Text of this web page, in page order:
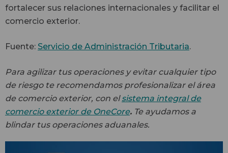
fortalecer sus relaciones internacionales y facilitar el
comercio exterior.
Fuente: Servicio de Administración Tributaria.
Para agilizar tus operaciones y evitar cualquier tipo
de riesgo te recomendamos profesionalizar el área
de comercio exterior, con elsistema integral de
comercio exterior de OneCore. Te ayudamos a
blindar tus operaciones aduanales.